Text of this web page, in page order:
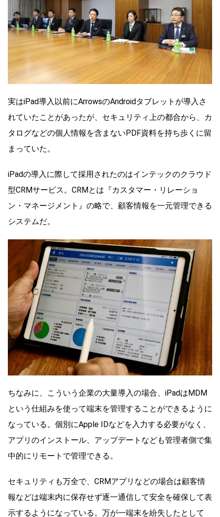
実はiPad導入以前にArrowsのAndroidタブレットが導入さ
れていたことがあったが、セキュリティ上の都合から、カ
タログなどの個人情報を含まないPDF資料を持ち歩くに留
まっていた。
iPadの導入に際して採用されたのはインテックのクラウド
型CRMサービス。CRMとは『カスタマー・リレーショ
ン・マネージメント』の略で、顧客情報を一元管理できる
システムだ。
ちなみに、こういう企業の大量導入の場合、iPadはMDM
という仕組みを使って端末を管理することができるように
なっている。個別にApple IDなどを入力する必要がなく、
アプリのインストール、アップデートなども管理者側で集
中的にリモートで管理できる。
セキュリティも万全で、CRMアプリなどの場合は顧客情
報などは端末内に保存せず逐一通信して安全を確保して表
示するようになっている。万が一端末を紛失したとして